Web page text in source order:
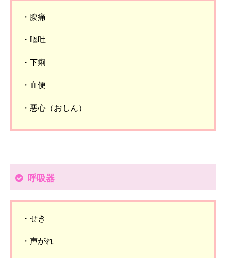
・腹痛
・嘔吐
・下痢
・血便
・悪心（おしん）
呼吸器
・せき
・声がれ